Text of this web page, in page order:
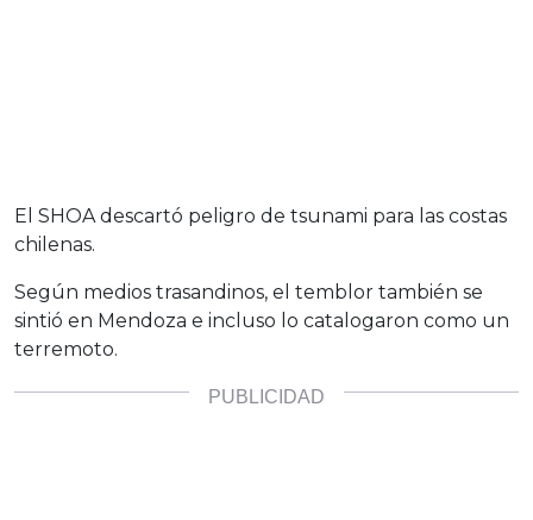
El SHOA descartó peligro de tsunami para las costas
chilenas.
Según medios trasandinos, el temblor también se
sintió en Mendoza e incluso lo catalogaron como un
terremoto.